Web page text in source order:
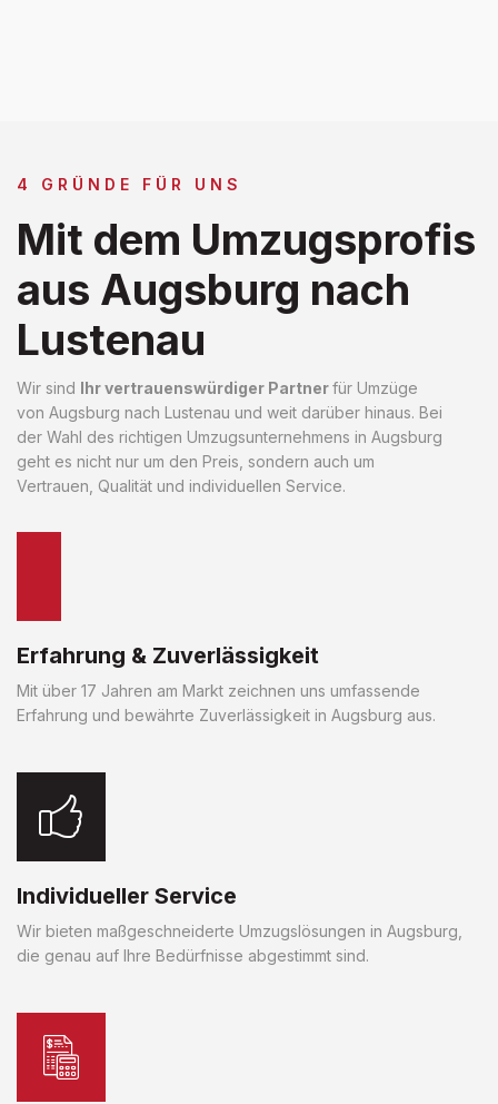
4 GRÜNDE FÜR UNS
Mit dem Umzugsprofis
aus Augsburg nach
Lustenau
Wir sind Ihr vertrauenswürdiger Partnerfür Umzüge
von Augsburg nach Lustenau und weit darüber hinaus. Bei
der Wahl des richtigen Umzugsunternehmens in Augsburg
geht es nicht nur um den Preis, sondern auch um
Vertrauen, Qualität und individuellen Service.
Erfahrung & Zuverlässigkeit
Mit über 17 Jahren am Markt zeichnen uns umfassende
Erfahrung und bewährte Zuverlässigkeit in Augsburg aus.
Individueller Service
Wir bieten maßgeschneiderte Umzugslösungen in Augsburg,
die genau auf Ihre Bedürfnisse abgestimmt sind.